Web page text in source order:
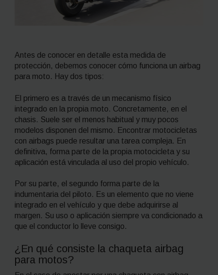
Antes de conocer en detalle esta medida de
protección, debemos conocer cómo funciona un airbag
para moto. Hay dos tipos:
El primero es a través de un mecanismo físico
integrado en la propia moto. Concretamente, en el
chasis. Suele ser el menos habitual y muy pocos
modelos disponen del mismo. Encontrar motocicletas
con airbags puede resultar una tarea compleja. En
definitiva, forma parte de la propia motocicleta y su
aplicación está vinculada al uso del propio vehículo.
Por su parte, el segundo forma parte de la
indumentaria del piloto. Es un elemento que no viene
integrado en el vehículo y que debe adquirirse al
margen. Su uso o aplicación siempre va condicionado a
que el conductor lo lleve consigo.
¿En qué consiste la chaqueta airbag
para motos?